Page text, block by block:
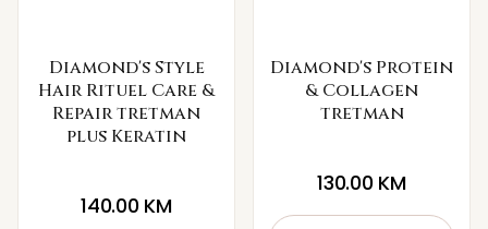
Diamond's Style
Hair Rituel Care &
Repair tretman
plus Keratin
140.00 KM
Diamond's Protein
& Collagen
tretman
130.00 KM